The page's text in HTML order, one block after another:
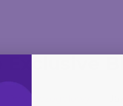
Exclusive